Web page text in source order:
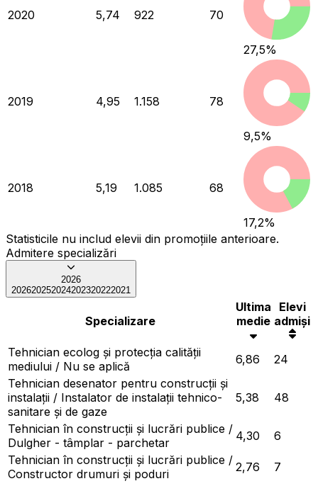
2020 5,74 922 70
27,5%
2019 4,95 1.158 78
9,5%
2018 5,19 1.085 68
17,2%
Statisticile nu includ elevii din promoțiile anterioare.
Admitere specializări
2026
202620252024202320222021
Specializare
Ultima
medie
Elevi
admiși
Tehnician ecolog și protecția calității
mediului / Nu se aplică
6,86
24
Tehnician desenator pentru construcții și
instalații / Instalator de instalații tehnico-
sanitare și de gaze
5,38 48
Tehnician în construcții și lucrări publice /
Dulgher - tâmplar - parchetar
4,30
6
Tehnician în construcții și lucrări publice /
Constructor drumuri și poduri
2,76
7